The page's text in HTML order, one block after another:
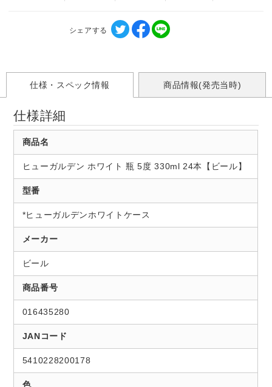
シェアする
仕様・スペック情報 商品情報(発売当時)
仕様詳細
商品名
ヒューガルデン ホワイト 瓶 5度 330ml 24本【ビール】
型番
*ヒューガルデンホワイトケース
メーカー
ビール
商品番号
016435280
JANコード
5410228200178
色